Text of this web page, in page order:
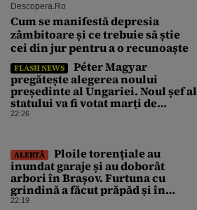
Descopera.ro
Cum se manifestă depresia
zâmbitoare și ce trebuie să știe
cei din jur pentru a o recunoaște
FLASH NEWS
Péter Magyar
pregătește alegerea noului
președinte al Ungariei. Noul șef al
statului va fi votat marți de
Parlament
22:26
ALERTĂ
Ploile torențiale au
inundat garaje și au doborât
arbori în Brașov. Furtuna cu
grindină a făcut prăpăd și în
Bihor
22:19